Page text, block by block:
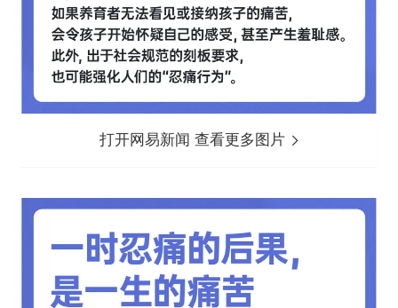
打开网易新闻 查看更多图片